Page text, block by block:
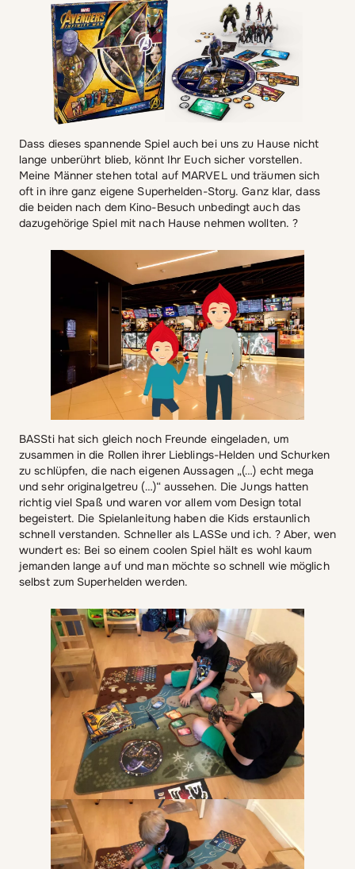
Dass dieses spannende Spiel auch bei uns zu Hause nicht
lange unberührt blieb, könnt Ihr Euch sicher vorstellen.
Meine Männer stehen total auf MARVEL und träumen sich
oft in ihre ganz eigene Superhelden-Story. Ganz klar, dass
die beiden nach dem Kino-Besuch unbedingt auch das
dazugehörige Spiel mit nach Hause nehmen wollten. ?
BASSti hat sich gleich noch Freunde eingeladen, um
zusammen in die Rollen ihrer Lieblings-Helden und Schurken
zu schlüpfen, die nach eigenen Aussagen „(…) echt mega
und sehr originalgetreu (…)“ aussehen. Die Jungs hatten
richtig viel Spaß und waren vor allem vom Design total
begeistert. Die Spielanleitung haben die Kids erstaunlich
schnell verstanden. Schneller als LASSe und ich. ? Aber, wen
wundert es: Bei so einem coolen Spiel hält es wohl kaum
jemanden lange auf und man möchte so schnell wie möglich
selbst zum Superhelden werden.